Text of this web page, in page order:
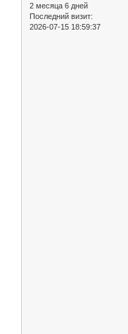
2 месяца 6 дней
Последний визит:
2026-07-15 18:59:37